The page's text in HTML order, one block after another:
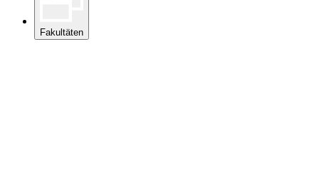
Fakultäten